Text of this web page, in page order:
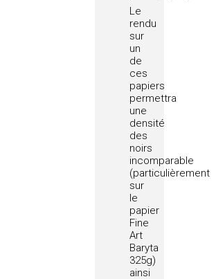
Le
rendu
sur
un
de
ces
papiers
permettra
une
densité
des
noirs
incomparable
(particulièrement
sur
le
papier
Fine
Art
Baryta
325g)
ainsi